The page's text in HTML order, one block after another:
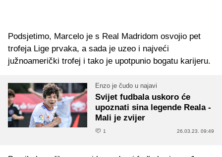
Podsjetimo, Marcelo je s Real Madridom osvojio pet
trofeja Lige prvaka, a sada je uzeo i najveći
južnoamerički trofej i tako je upotpunio bogatu karijeru.
Enzo je čudo u najavi
Svijet fudbala uskoro će
upoznati sina legende Reala -
Mali je zvijer
1 26.03.23. 09:49